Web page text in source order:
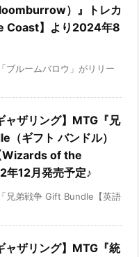
）』トレカ
Coast】より2024年8
ブルームバロウ」がリリー
ャザリング】MTG『兄
（ギフト バンドル）
Wizards of the
12月発売予定♪
兄弟戦争 Gift Bundle【英語
ャザリング】MTG『統